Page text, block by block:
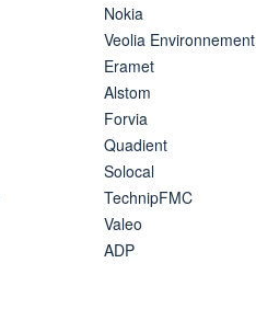
Nokia
Veolia Environnement
Eramet
Alstom
Forvia
Quadient
Solocal
TechnipFMC
Valeo
ADP